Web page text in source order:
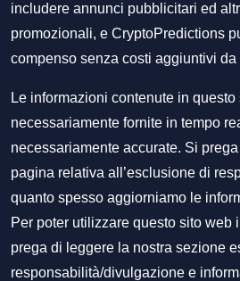
includere annunci pubblicitari ed
promozionali, e CryptoPredictions
compenso senza costi aggiuntivi
Le informazioni contenute in
necessariamente fornite in tempo
necessariamente accurate. Si
pagina relativa all’esclusione di
quanto spesso aggiorniamo le
Per poter utilizzare questo sito web
prega di leggere la nostra sezione
responsabilità/divulgazione e